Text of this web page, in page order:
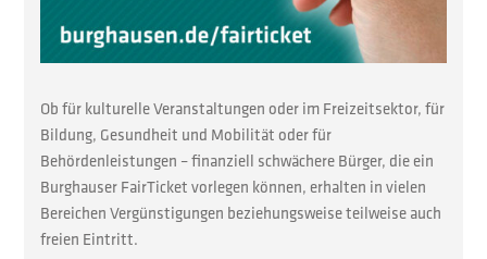
Ob für kulturelle Veranstaltungen oder im Freizeitsektor, für
Bildung, Gesundheit und Mobilität oder für
Behördenleistungen – finanziell schwächere Bürger, die ein
Burghauser FairTicket vorlegen können, erhalten in vielen
Bereichen Vergünstigungen beziehungsweise teilweise auch
freien Eintritt.